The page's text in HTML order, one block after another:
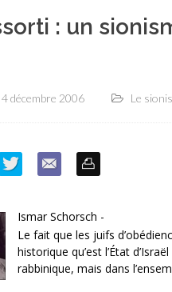
: un
décembre 2006 Le
Ismar Schorsch -
Le fait que les juifs
historique qu’est l’État
rabbinique, mais dans